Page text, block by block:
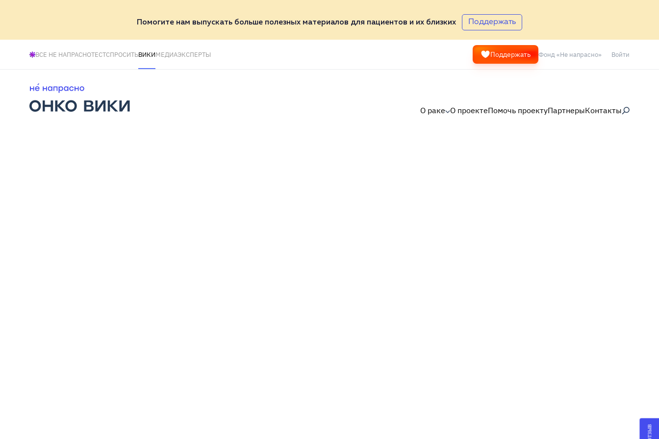
Помогите нам выпускать больше полезных материалов для пациентов и их близких Поддержать
ВСЕ НЕ НАПРАСНОТЕСТСПРОСИТЬВИКИМЕДИАЭКСПЕРТЫ Поддержать Фонд «Не напрасно» Войти
О раке О проектеПомочь проектуПартнерыКонтакты